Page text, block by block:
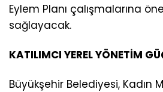
Eylem Planı çalışmalarına
sağlayacak.
KATILIMCI YEREL YÖNETİM
Büyükşehir Belediyesi, Kadın